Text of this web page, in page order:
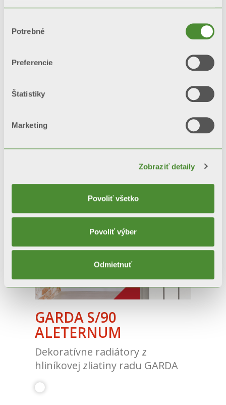
súhlasu
Potrebné
Preferencie
Štatistiky
Marketing
Zobraziť detaily
Povoliť všetko
Povoliť výber
Odmietnuť
Dekoratívne radiátory z
Rázvor: 900, 1000, 1200, 1400,
GARDA S/90
ALETERNUM
Dekoratívne radiátory z
hliníkovej zliatiny radu GARDA